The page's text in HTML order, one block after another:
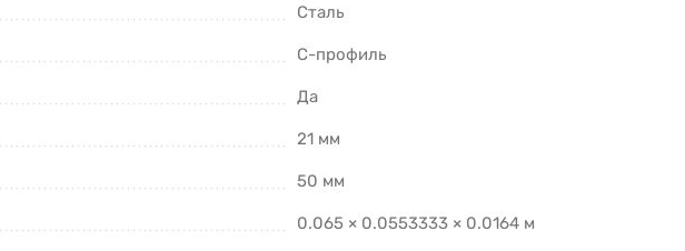
Сталь
C-профиль
Да
21 мм
50 мм
0.065 × 0.0553333 × 0.0164 м